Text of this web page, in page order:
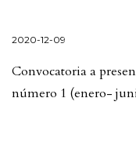
2020-12-09
Convocatoria a
número 1 (enero-